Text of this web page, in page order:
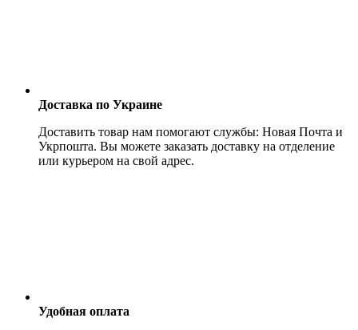
Доставка по Украине
Доставить товар нам помогают службы: Новая Почта и
Укрпошта. Вы можете заказать доставку на отделение
или курьером на свой адрес.
Удобная оплата